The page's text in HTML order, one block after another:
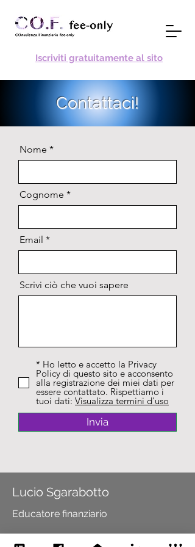
Iscriviti gratuitamente al sito
Contattaci!
Nome
Cognome
Email
Scrivi ciò che vuoi sapere
* Ho letto e accetto la Privacy
Policy di questo sito e acconsento
alla registrazione dei miei dati per
essere contattato. Rispettiamo i
tuoi dati: Visualizza termini d'uso
Invia
Lucio Sgarabotto
Educatore finanziario